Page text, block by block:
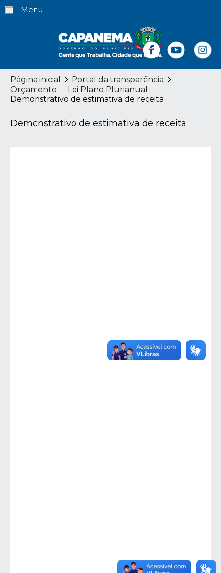
Menu
Página inicial
Portal da transparência
Orçamento
Lei Plano Plurianual
Demonstrativo de estimativa de receita
Demonstrativo de estimativa de receita